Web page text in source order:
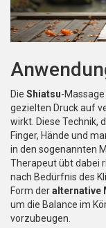
Die Shiatsu-
gezielten Druck auf
wirkt. Diese Technik,
Finger, Hände und
in den sogenannten
Therapeut übt dabei
nach Bedürfnis des
Form deralternative
um die Balance im
vorzubeugen.